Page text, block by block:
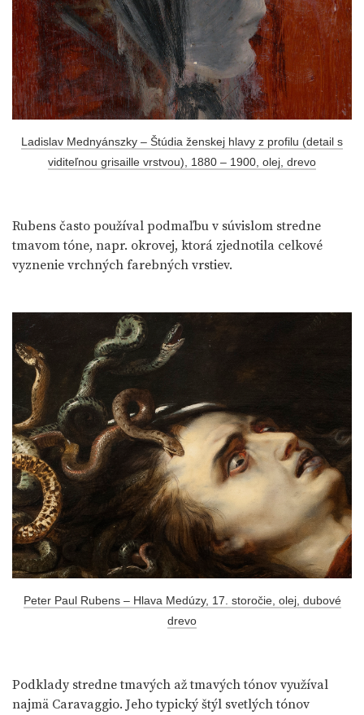
Ladislav Mednyánszky – Štúdia ženskej hlavy z profilu (detail s
viditeľnou grisaille vrstvou), 1880 – 1900, olej, drevo
Rubens často používal podmaľbu v súvislom stredne
tmavom tóne, napr. okrovej, ktorá zjednotila celkové
vyznenie vrchných farebných vrstiev.
Peter Paul Rubens – Hlava Medúzy, 17. storočie, olej, dubové
drevo
Podklady stredne tmavých až tmavých tónov využíval
najmä Caravaggio. Jeho typický štýl svetlých tónov